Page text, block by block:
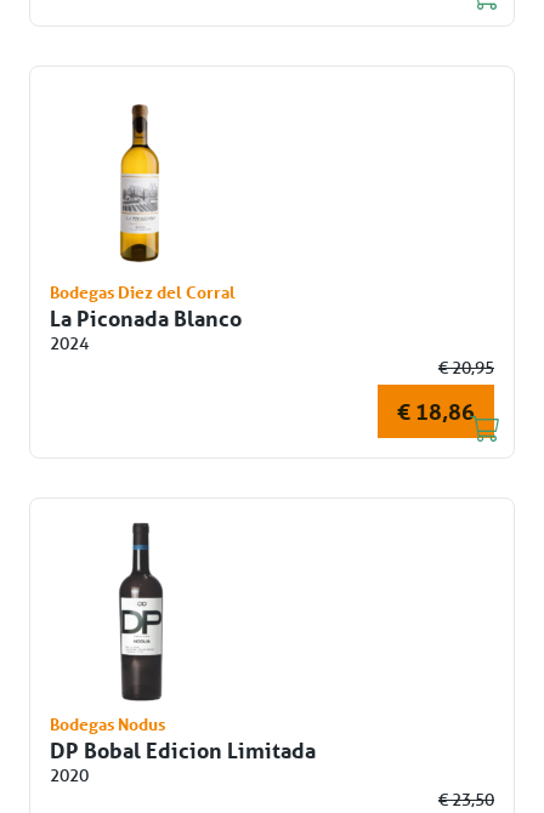
Bodegas Diez del Corral
La Piconada Blanco
2024
€ 20,95
€ 18,86
Bodegas Nodus
DP Bobal Edicion Limitada
2020
€ 23,50